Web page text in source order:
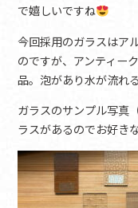
で嬉しいですね
今回採用のガラスはア
のですが、アンティー
品。泡があり水が流れ
ガラスのサンプル写真
ラスがあるのでお好き